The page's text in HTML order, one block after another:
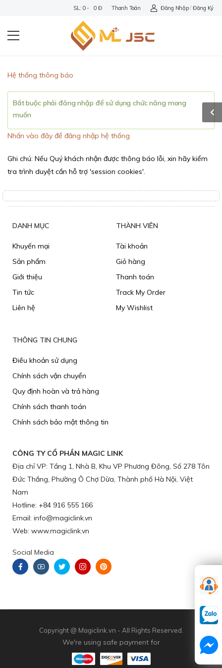
SL: 0 - 0 Đ Thanh Toán Đăng Nhập / Đăng Ký
Hệ thống thông báo
Bắt buộc phải đăng nhập để sử dụng chức năng mong
muốn
Nhấn vào đây để đăng nhập hệ thống
Ghi chú: Nếu Quý khách nhận được thông báo lỗi, xin hãy kiểm
tra trình duyệt cần hỗ trợ 'session cookies'.
DANH MỤC
Khuyến mại
Sản phẩm
Giới thiệu
Tin tức
Liên hệ
THÀNH VIÊN
Tài khoản
Giỏ hàng
Thanh toán
Track My Order
My Wishlist
THÔNG TIN CHUNG
Điều khoản sử dụng
Chính sách vận chuyển
​Quy định hoàn và trả hàng
Chính sách thanh toán
Chính sách bảo mật thông tin
CÔNG TY CỔ PHẦN MAGIC LINK
Địa chỉ VP: Tầng 1, Nhà B, Khu VP Phương Đông, Số 278 Tôn
Đức Thắng, Phường Ô Chợ Dừa, Thành phố Hà Nội, Việt
Nam
Hotline: +84 916 555 166
Email: info@magiclink.vn
Web: www.magiclink.vn
Social Media
Copyright @ Magiclink.vn - All Rights Reserved.
We're using safe payment for